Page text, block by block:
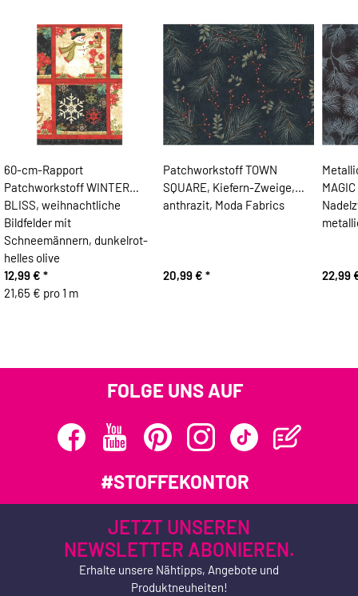
60-cm-Rapport
Patchworkstoff WINTER
BLISS, weihnachtliche
Bildfelder mit
Schneemännern, dunkelrot-
helles olive
12,99 € *
21,65 € pro 1 m
Patchworkstoff TOWN
SQUARE, Kiefern-Zweige,
anthrazit, Moda Fabrics
20,99 € * 22,99
FOLGE UNS AUF
#STOFFEKONTOR
JETZT UNSEREN
NEWSLETTER ABONIEREN.
Erhalte unsere Nähtipps, Angebote und
Produktneuheiten!